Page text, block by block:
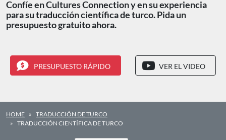
Confíe en Cultures Connection y en su experiencia
para su traducción científica de turco. Pida un
presupuesto gratuito ahora.
PRESUPUESTO RÁPIDO VER EL VIDEO
HOME
TRADUCCIÓN DE TURCO
TRADUCCIÓN CIENTÍFICA DE TURCO